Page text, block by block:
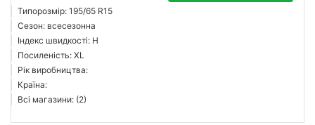
Типорозмір: 195/65 R15
Сезон: всесезонна
Індекс швидкості: H
Посиленість: XL
Рік виробництва:
Країна:
Всі магазини: (2)